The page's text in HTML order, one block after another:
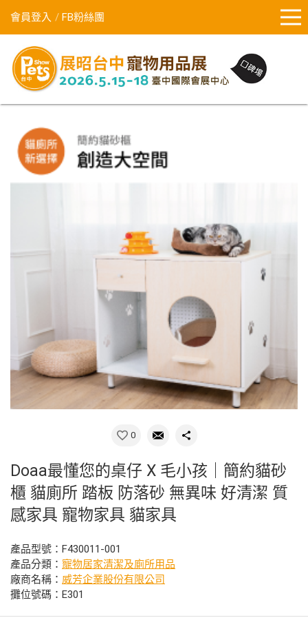
會員登入 FB粉絲團
0
Doaa最懂您的桌仔 X 毛小孩｜簡約貓砂
櫃 貓廁所 踏板 防落砂 無異味 好清潔 質
感家具 寵物家具 貓家具
產品型號：F430011-001
產品分類： 寵物居家清潔及廁所用品
廠商名稱： 威芳企業股份有限公司
攤位號碼：E301